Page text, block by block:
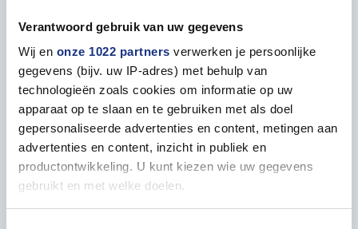
Verantwoord gebruik van uw gegevens
Wij en onze 1022 partners verwerken je persoonlijke
gegevens (bijv. uw IP-adres) met behulp van
technologieën zoals cookies om informatie op uw
apparaat op te slaan en te gebruiken met als doel
gepersonaliseerde advertenties en content, metingen aan
advertenties en content, inzicht in publiek en
productontwikkeling. U kunt kiezen wie uw gegevens
gebruikt en met welke doelen.
NEW
1:48 EDUARD 82201 GRUMMAN F4F-3
WILDCAT – PROFIPACK EDITION –